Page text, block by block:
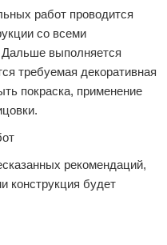
работ проводится
со всеми
выполняется
требуемая декоративная
покраска, применение
рекомендаций,
конструкция будет